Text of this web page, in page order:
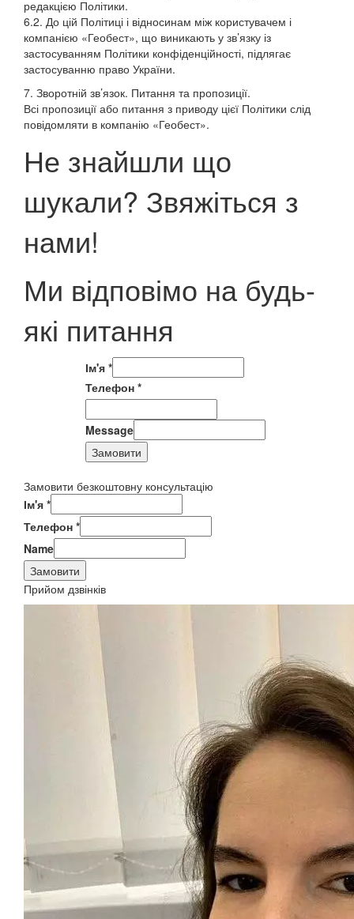
редакцією Політики.
6.2. До цій Політиці і відносинам між користувачем і
компанією «Геобест», що виникають у зв’язку із
застосуванням Політики конфіденційності, підлягає
застосуванню право України.
7. Зворотній зв’язок. Питання та пропозиції.
Всі пропозиції або питання з приводу цієї Політики слід
повідомляти в компанію «Геобест».
Не знайшли що
шукали? Звяжіться з
нами!
Ми відповімо на будь-
які питання
Ім'я *
Телефон *
Message
Замовити
Замовити безкоштовну консультацію
Ім'я *
Телефон *
Name
Замовити
Прийом дзвінків